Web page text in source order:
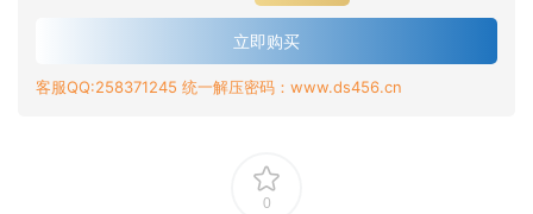
立即购买
客服QQ:258371245 统一解压密码：www.ds456.cn
0